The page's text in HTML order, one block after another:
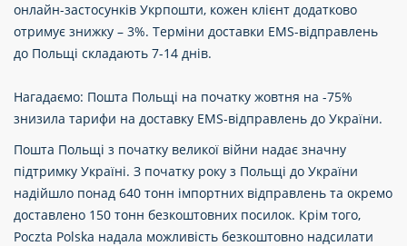
онлайн-застосунків Укрпошти, кожен клієнт додатково
отримує знижку – 3%. Терміни доставки EMS-відправлень
до Польщі складають 7-14 днів.
Нагадаємо: Пошта Польщі на початку жовтня на -75%
знизила тарифи на доставку EMS-відправлень до України.
Пошта Польщі з початку великої війни надає значну
підтримку Україні. З початку року з Польщі до України
надійшло понад 640 тонн імпортних відправлень та окремо
доставлено 150 тонн безкоштовних посилок. Крім того,
Poczta Polska надала можливість безкоштовно надсилати